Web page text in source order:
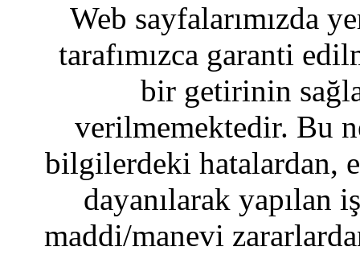
Web sayfalarımızda
tarafımızca garanti
bir getirinin
verilmemektedir. Bu
bilgilerdeki hatalardan,
dayanılarak yapılan
maddi/manevi